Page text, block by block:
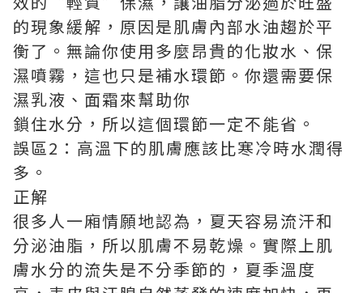
的現象緩解，原因是肌膚內部水油趨於平
衡了。無論你使用多麼昂貴的化妝水、保
濕噴霧，這也只是補水環節。你還需要保
濕乳液、面霜來幫助你
鎖住水分，所以這個環節一定不能省。
誤區2：高溫下的肌膚應該比寒冷時水潤得
多。
正解
很多人一廂情願地認為，夏天容易流汗和
分泌油脂，所以肌膚不易乾燥。實際上肌
膚水分的流失是不分季節的，夏季溫度